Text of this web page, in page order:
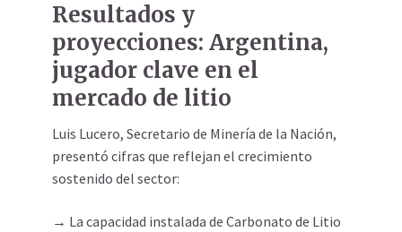
Resultados y
proyecciones: Argentina,
jugador clave en el
mercado de litio
Luis Lucero, Secretario de Minería de la Nación,
presentó cifras que reflejan el crecimiento
sostenido del sector:
→ La capacidad instalada de Carbonato de Litio